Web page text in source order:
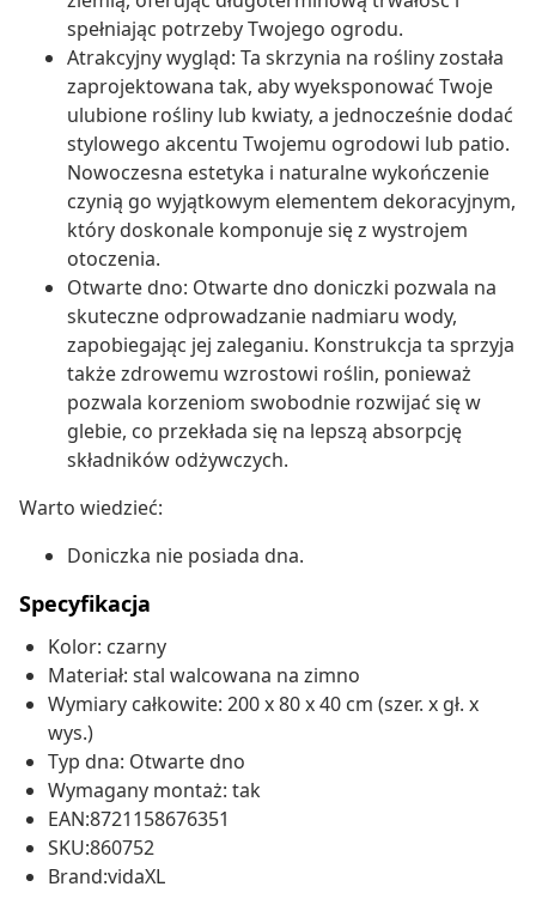
spełniając potrzeby Twojego ogrodu.
Atrakcyjny wygląd: Ta skrzynia na rośliny została
zaprojektowana tak, aby wyeksponować Twoje
ulubione rośliny lub kwiaty, a jednocześnie dodać
stylowego akcentu Twojemu ogrodowi lub patio.
Nowoczesna estetyka i naturalne wykończenie
czynią go wyjątkowym elementem dekoracyjnym,
który doskonale komponuje się z wystrojem
otoczenia.
Otwarte dno: Otwarte dno doniczki pozwala na
skuteczne odprowadzanie nadmiaru wody,
zapobiegając jej zaleganiu. Konstrukcja ta sprzyja
także zdrowemu wzrostowi roślin, ponieważ
pozwala korzeniom swobodnie rozwijać się w
glebie, co przekłada się na lepszą absorpcję
składników odżywczych.
Warto wiedzieć:
Doniczka nie posiada dna.
Specyfikacja
Kolor: czarny
Materiał: stal walcowana na zimno
Wymiary całkowite: 200 x 80 x 40 cm (szer. x gł. x
wys.)
Typ dna: Otwarte dno
Wymagany montaż: tak
EAN:8721158676351
SKU:860752
Brand:vidaXL